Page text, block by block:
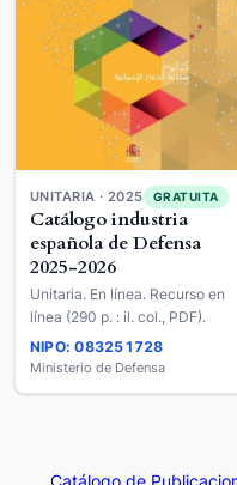
UNITARIA · 2025 GRATUITA
Catálogo industria
española de Defensa
2025-2026
Unitaria. En línea. Recurso en
línea (290 p. : il. col., PDF).
NIPO: 083251728
Ministerio de Defensa